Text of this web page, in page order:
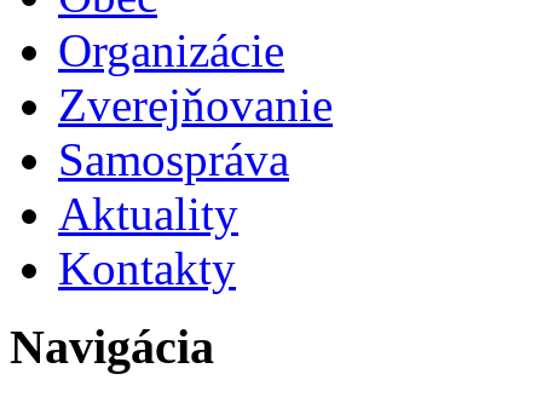
Organizácie
Zverejňovanie
Samospráva
Aktuality
Kontakty
Navigácia